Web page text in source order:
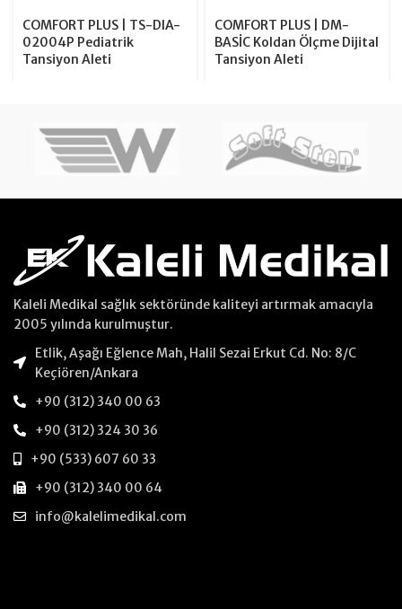
COMFORT PLUS | TS-DIA-
02004P Pediatrik
Tansiyon Aleti
COMFORT PLUS | DM-
BASİC Koldan Ölçme Dijital
Tansiyon Aleti
Kaleli Medikal sağlık sektöründe kaliteyi artırmak amacıyla
2005 yılında kurulmuştur.
Etlik, Aşağı Eğlence Mah, Halil Sezai Erkut Cd. No: 8/C
Keçiören/Ankara
+90 (312) 340 00 63
+90 (312) 324 30 36
+90 (533) 607 60 33
+90 (312) 340 00 64
info@kalelimedikal.com